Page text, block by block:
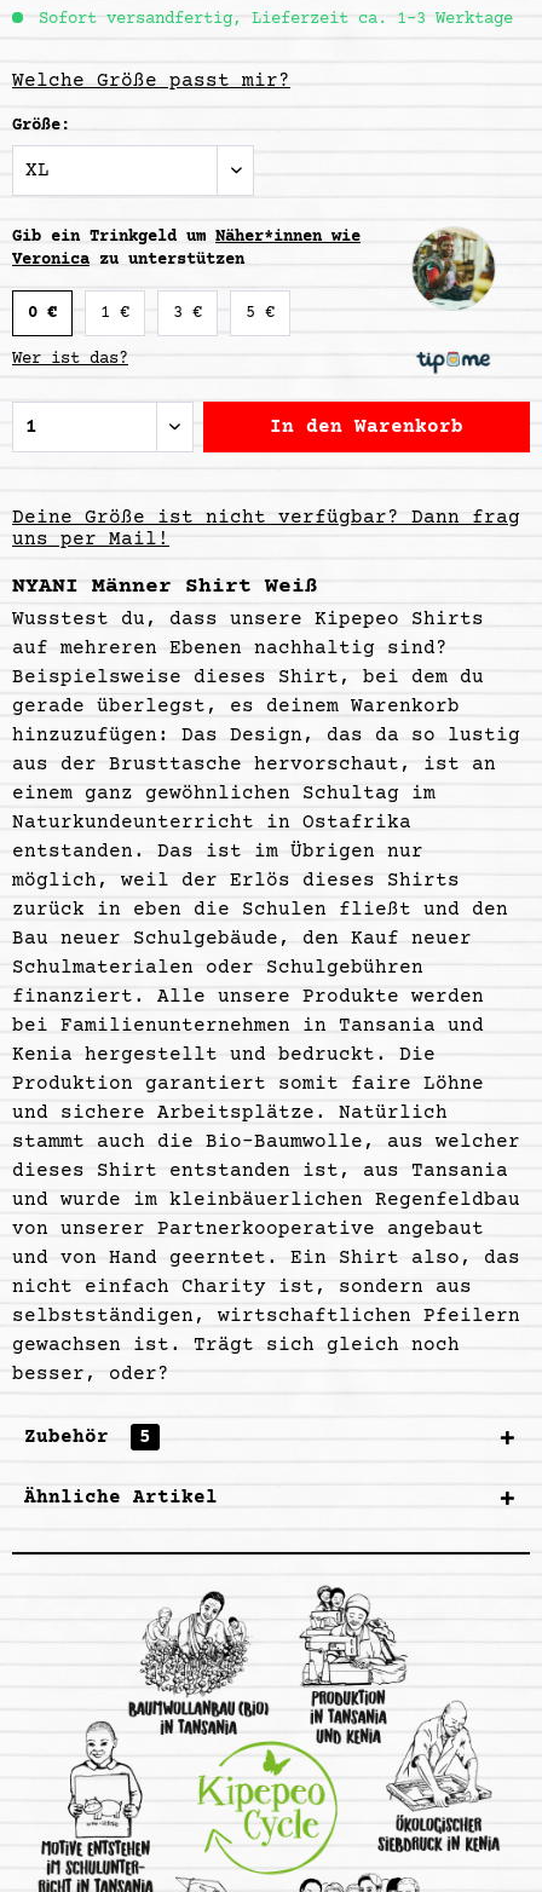
Sofort versandfertig, Lieferzeit ca. 1-3 Werktage
Welche Größe passt mir?
Größe:
Gib ein Trinkgeld um Näher*innen wie
Veronica zu unterstützen
0 € 1 € 3 € 5 €
Wer ist das?
In den Warenkorb
Deine Größe ist nicht verfügbar? Dann frag
uns per Mail!
NYANI Männer Shirt Weiß
Wusstest du, dass unsere Kipepeo Shirts
auf mehreren Ebenen nachhaltig sind?
Beispielsweise dieses Shirt, bei dem du
gerade überlegst, es deinem Warenkorb
hinzuzufügen: Das Design, das da so lustig
aus der Brusttasche hervorschaut, ist an
einem ganz gewöhnlichen Schultag im
Naturkundeunterricht in Ostafrika
entstanden. Das ist im Übrigen nur
möglich, weil der Erlös dieses Shirts
zurück in eben die Schulen fließt und den
Bau neuer Schulgebäude, den Kauf neuer
Schulmaterialen oder Schulgebühren
finanziert. Alle unsere Produkte werden
bei Familienunternehmen in Tansania und
Kenia hergestellt und bedruckt. Die
Produktion garantiert somit faire Löhne
und sichere Arbeitsplätze. Natürlich
stammt auch die Bio-Baumwolle, aus welcher
dieses Shirt entstanden ist, aus Tansania
und wurde im kleinbäuerlichen Regenfeldbau
von unserer Partnerkooperative angebaut
und von Hand geerntet. Ein Shirt also, das
nicht einfach Charity ist, sondern aus
selbstständigen, wirtschaftlichen Pfeilern
gewachsen ist. Trägt sich gleich noch
besser, oder?
Zubehör 5
Ähnliche Artikel